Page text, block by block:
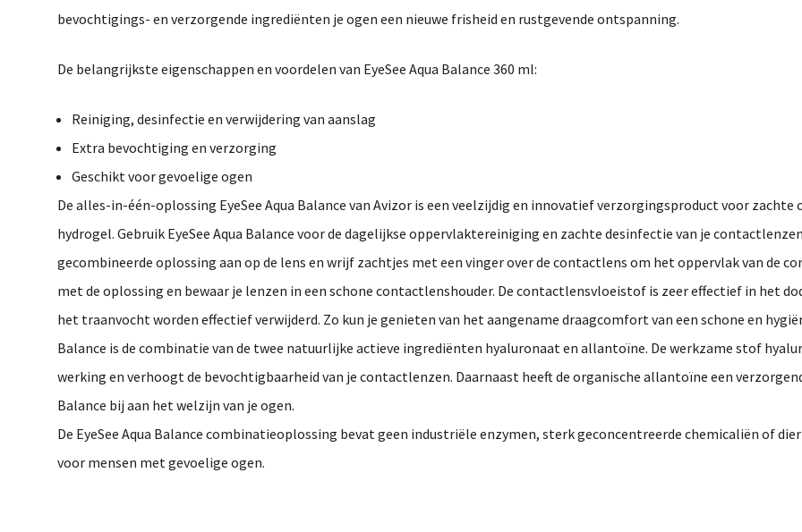
bevochtigings- en verzorgende ingrediënten je ogen een nieuwe frisheid en rustgevende ontspanning.
De belangrijkste eigenschappen en voordelen van EyeSee Aqua Balance 360 ml:
Reiniging, desinfectie en verwijdering van aanslag
Extra bevochtiging en verzorging
Geschikt voor gevoelige ogen
De alles-in-één-oplossing EyeSee Aqua Balance van Avizor is een veelzijdig en innovatief verzorgingsproduct voor
hydrogel. Gebruik EyeSee Aqua Balance voor de dagelijkse oppervlaktereiniging en zachte desinfectie van je
gecombineerde oplossing aan op de lens en wrijf zachtjes met een vinger over de contactlens om het oppervlak van de
met de oplossing en bewaar je lenzen in een schone contactlenshouder. De contactlensvloeistof is zeer effectief in het
het traanvocht worden effectief verwijderd. Zo kun je genieten van het aangename draagcomfort van een schone en
Balance is de combinatie van de twee natuurlijke actieve ingrediënten hyaluronaat en allantoïne. De werkzame stof
werking en verhoogt de bevochtigbaarheid van je contactlenzen. Daarnaast heeft de organische allantoïne een
Balance bij aan het welzijn van je ogen.
De EyeSee Aqua Balance combinatieoplossing bevat geen industriële enzymen, sterk geconcentreerde chemicaliën of
voor mensen met gevoelige ogen.